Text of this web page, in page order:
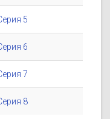
5
6
7
8